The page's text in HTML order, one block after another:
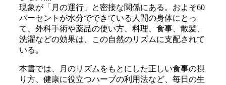
現象が「月の運行」と密接な関係にある。およそ60
パーセントが水分でできている人間の身体にとっ
て、外科手術や薬品の使い方、料理、食事、散髪、
洗濯などの効果は、この自然のリズムに支配されて
いる。
本書では、月のリズムをもとにした正しい食事の摂
り方、健康に役立つハーブの利用法など、毎日の生